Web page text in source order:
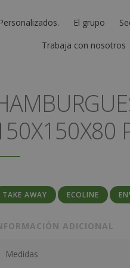
El grupo
Trabaja con nosotros
TAKE AWAY ECOLINE
ADICIONAL
Medidas